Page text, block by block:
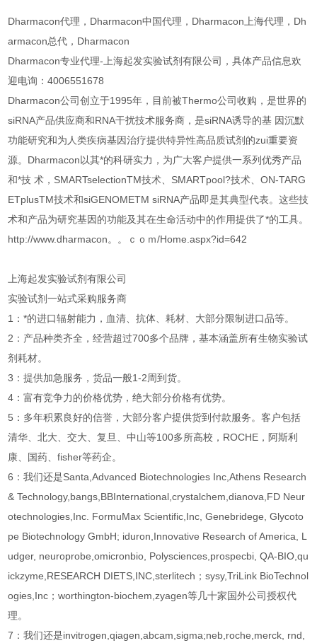
Dharmacon代理，Dharmacon中国代理，Dharmacon上海代理，Dh
armacon总代，Dharmacon
Dharmacon专业代理-上海起发实验试剂有限公司，具体产品信息欢
迎电询：4006551678
Dharmacon公司创立于1995年，目前被Thermo公司收购，是世界的
siRNA产品供应商和RNA干扰技术服务商，是siRNA诱导的基 因沉默
功能研究和为人类疾病基因治疗提供特异性高品质试剂的zui重要资
源。Dharmacon以其*的科研实力，为广大客户提供一系列优秀产品
和*技 术，SMARTselectionTM技术、SMARTpool?技术、ON-TARG
ETplusTM技术和siGENOMETM siRNA产品即是其典型代表。这些技
术和产品为研究基因的功能及其在生命活动中的作用提供了*的工具。
http://www.dharmacon。。ｃｏｍ/Home.aspx?id=642
上海起发实验试剂有限公司
实验试剂一站式采购服务商
1：*的进口辐射能力，血清、抗体、耗材、大部分限制进口品等。
2：产品种类齐全，经营超过700多个品牌，基本涵盖所有生物实验试
剂耗材。
3：提供加急服务，货品一般1-2周到货。
4：富有竞争力的价格优势，绝大部分价格有优势。
5：多年积累良好的信誉，大部分客户提供货到付款服务。客户包括
清华、北大、交大、复旦、中山等100多所高校，ROCHE，阿斯利
康、国药、fisher等药企。
6：我们还是Santa,Advanced Biotechnologies Inc,Athens Research
& Technology,bangs,BBInternational,crystalchem,dianova,FD Neur
otechnologies,Inc. FormuMax Scientific,Inc, Genebridege, Glycoto
pe Biotechnology GmbH; iduron,Innovative Research of America, L
udger, neuroprobe,omicronbio, Polysciences,prospecbi, QA-BIO,qu
ickzyme,RESEARCH DIETS,INC,sterlitech；sysy,TriLink BioTechnol
ogies,Inc；worthington-biochem,zyagen等几十家国外公司授权代
理。
7：我们还是invitrogen,qiagen,abcam,sigma;neb,roche,merck, rnd,